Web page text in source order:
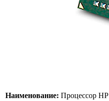
Наименование: Процессор HP